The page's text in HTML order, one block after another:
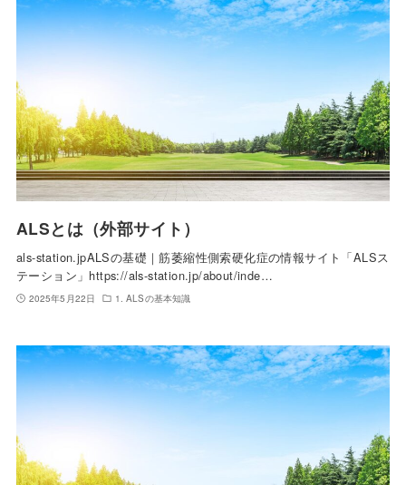
ALSとは（外部サイト）
als-station.jpALSの基礎｜筋萎縮性側索硬化症の情報サイト「ALSス
テーション」https://als-station.jp/about/inde…
2025年5月22日 1. ALSの基本知識